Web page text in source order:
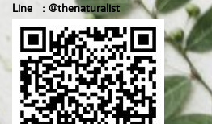
Line : @thenaturalist